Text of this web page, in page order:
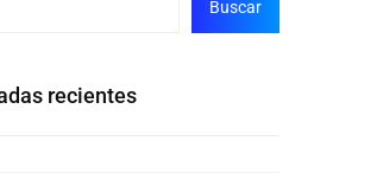
Buscar
recientes